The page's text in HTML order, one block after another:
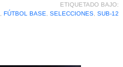
ETIQUETADO BAJO:
FÚTBOL BASE SELECCIONES, SUB-12